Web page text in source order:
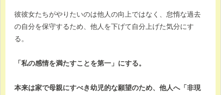
彼彼女たちがやりたいのは他人の向上ではなく、怠惰な過去
の自分を保守するため、他人を下げて自分上げた気分にす
る。
「私の感情を満たすことを第一」にする。
本来は家で母親にすべき幼児的な願望のため、他人へ「非現